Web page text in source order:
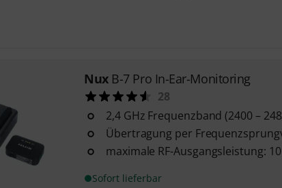
Nux B-7 Pro In-Ear-Monitoring
28
2,4 GHz Frequenzband (2400 –
Übertragung per
maximale RF-Ausgangsleistung: 10
Sofort lieferbar